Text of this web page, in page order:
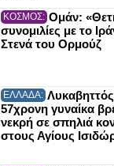
ΚΟΣΜΟΣ: Ομάν:
συνομιλίες με το
Στενά του Ορμούζ
ΕΛΛΑΔΑ:
57χρονη γυναίκα
νεκρή σε σπηλιά
στους Αγίους